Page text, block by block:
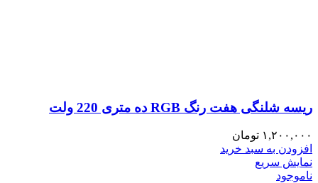
ریسه شلنگی هفت رنگ RGB ده متری 220 ولت
۱,۲۰۰,۰۰۰ تومان
افزودن به سبد خرید
نمایش سریع
ناموجود